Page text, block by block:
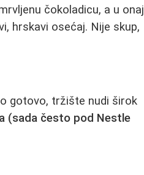
čokoladicu, a u onaj
hrskavi osećaj. Nije skup,
gotovo, tržište nudi širok
(sada često pod Nestle